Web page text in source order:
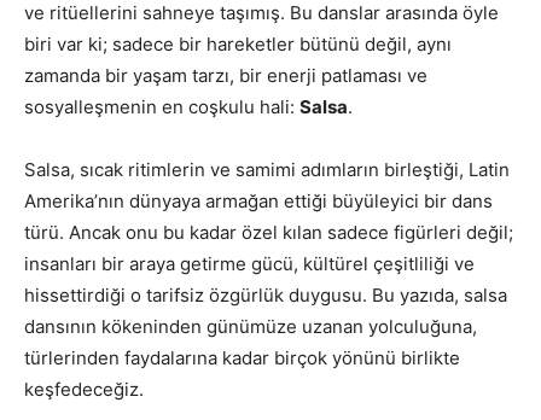
ve ritüellerini sahneye taşımış. Bu danslar arasında öyle
biri var ki; sadece bir hareketler bütünü değil, aynı
zamanda bir yaşam tarzı, bir enerji patlaması ve
sosyalleşmenin en coşkulu hali: Salsa.
Salsa, sıcak ritimlerin ve samimi adımların birleştiği, Latin
Amerika’nın dünyaya armağan ettiği büyüleyici bir dans
türü. Ancak onu bu kadar özel kılan sadece figürleri değil;
insanları bir araya getirme gücü, kültürel çeşitliliği ve
hissettirdiği o tarifsiz özgürlük duygusu. Bu yazıda, salsa
dansının kökeninden günümüze uzanan yolculuğuna,
türlerinden faydalarına kadar birçok yönünü birlikte
keşfedeceğiz.